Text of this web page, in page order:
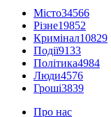
Місто34566
Різне19852
Кримінал10829
Події9133
Політика4984
Люди4576
Гроші3839
Про нас